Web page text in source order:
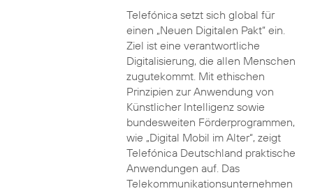
Telefónica setzt sich global für
einen „Neuen Digitalen Pakt“ ein.
Ziel ist eine verantwortliche
Digitalisierung, die allen Menschen
zugutekommt. Mit ethischen
Prinzipien zur Anwendung von
Künstlicher Intelligenz sowie
bundesweiten Förderprogrammen,
wie „Digital Mobil im Alter“, zeigt
Telefónica Deutschland praktische
Anwendungen auf. Das
Telekommunikationsunternehmen